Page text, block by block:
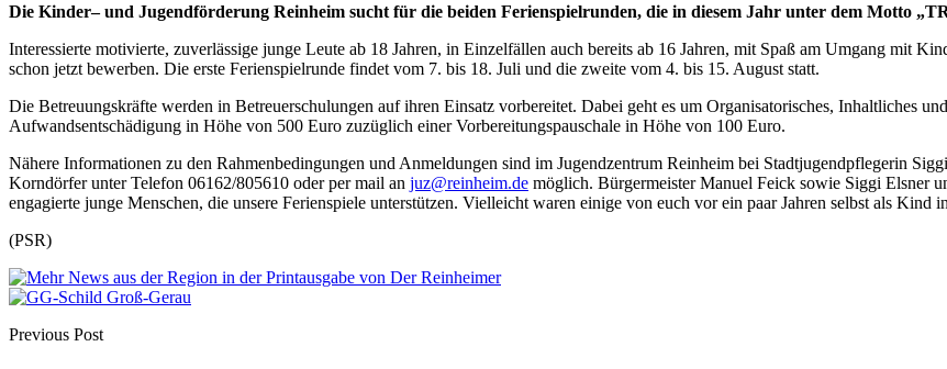
Die Kinder– und Jugendförderung Reinheim sucht für die beiden Ferienspielrunden, die in diesem Jahr unter dem Motto
Interessierte motivierte, zuverlässige junge Leute ab 18 Jahren, in Einzelfällen auch bereits ab 16 Jahren, mit Spaß am Umgang mit
schon jetzt bewerben. Die erste Ferienspielrunde findet vom 7. bis 18. Juli und die zweite vom 4. bis 15. August statt.
Die Betreuungskräfte werden in Betreuerschulungen auf ihren Einsatz vorbereitet. Dabei geht es um Organisatorisches, Inhaltliches
Aufwandsentschädigung in Höhe von 500 Euro zuzüglich einer Vorbereitungspauschale in Höhe von 100 Euro.
Nähere Informationen zu den Rahmenbedingungen und Anmeldungen sind im Jugendzentrum Reinheim bei Stadtjugendpflegerin
Korndörfer unter Telefon 06162/805610 oder per mail an juz@reinheim.de möglich. Bürgermeister Manuel Feick sowie Siggi Elsner
engagierte junge Menschen, die unsere Ferienspiele unterstützen. Vielleicht waren einige von euch vor ein paar Jahren selbst als Kind
(PSR)
Previous Post